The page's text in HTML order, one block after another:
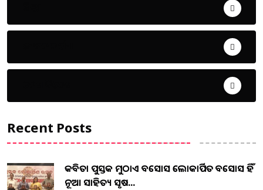
Recent Posts
କବିତା ପୁସ୍ତକ ମୁଠାଏ ଅବସୋସ ଲୋକାର୍ପିତ ଅବସୋସ ହିଁ
ନୂଆ ସାହିତ୍ୟ ସୃଷ...